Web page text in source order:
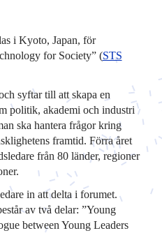
i Kyoto, Japan, för
for Society” (STS
syftar till att skapa en
politik, akademi och industri
ska hantera frågor kring
framtid. Förra året
från 80 länder, regioner
in att delta i forumet.
av två delar: ”Young
between Young Leaders